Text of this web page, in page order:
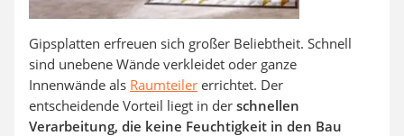
Gipsplatten erfreuen sich großer Beliebtheit. Schnell
sind unebene Wände verkleidet oder ganze
Innenwände als Raumteiler errichtet. Der
entscheidende Vorteil liegt in der schnellen
Verarbeitung, die keine Feuchtigkeit in den Bau